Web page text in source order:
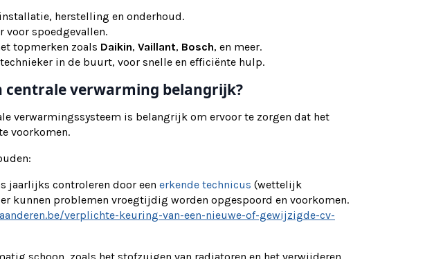
herstelling en onderhoud.
voor spoedgevallen.
topmerken zoals Daikin, Vaillant, Bosch, en meer.
in de buurt, voor snelle en efficiënte hulp.
centrale verwarming belangrijk?
verwarmingssysteem is belangrijk om ervoor te zorgen dat het
voorkomen.
jaarlijks controleren door een erkende technicus (wettelijk
kunnen problemen vroegtijdig worden opgespoord en voorkomen.
verplichte-keuring-van-een-nieuwe-of-gewijzigde-cv-